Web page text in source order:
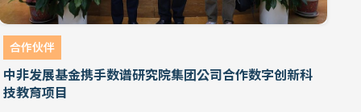
合作伙伴
中非发展基金携手数谱研究院集团公司合作数字创新科
技教育项目